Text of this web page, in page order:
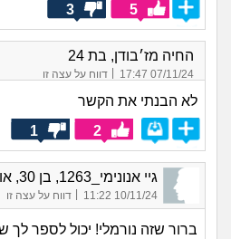
5
3
החיה מז׳בודן, בת 24
07/11/24 17:47
| דווח על עצה זו
לא הבנתי את הקשר
2
1
גיי אנונימי_1263, בן 30, אורח
10/11/24 11:22 דווח על עצה זו
ברור שזה נורמלי! יכול לספר לך